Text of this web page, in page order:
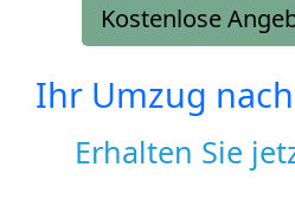
Kostenlose
Ihr Umzug nach
Erhalten Sie